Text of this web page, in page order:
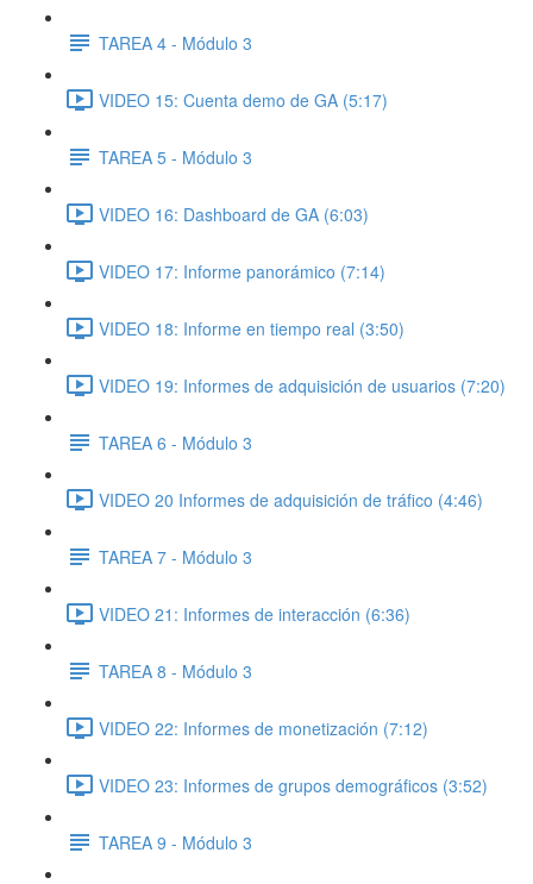
TAREA 4 - Módulo 3
VIDEO 15: Cuenta demo de GA (5:17)
TAREA 5 - Módulo 3
VIDEO 16: Dashboard de GA (6:03)
VIDEO 17: Informe panorámico (7:14)
VIDEO 18: Informe en tiempo real (3:50)
VIDEO 19: Informes de adquisición de usuarios (7:20)
TAREA 6 - Módulo 3
VIDEO 20 Informes de adquisición de tráfico (4:46)
TAREA 7 - Módulo 3
VIDEO 21: Informes de interacción (6:36)
TAREA 8 - Módulo 3
VIDEO 22: Informes de monetización (7:12)
VIDEO 23: Informes de grupos demográficos (3:52)
TAREA 9 - Módulo 3